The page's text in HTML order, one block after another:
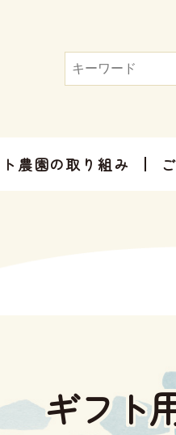
農園の取り組み
ギフト